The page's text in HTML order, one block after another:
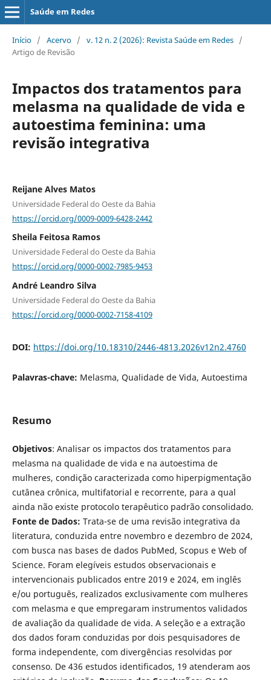
Saúde em Redes
Início / Acervo / v. 12 n. 2 (2026): Revista Saúde em Redes /
Artigo de Revisão
Impactos dos tratamentos para
melasma na qualidade de vida e
autoestima feminina: uma
revisão integrativa
Reijane Alves Matos
Universidade Federal do Oeste da Bahia
https://orcid.org/0009-0009-6428-2442
Sheila Feitosa Ramos
Universidade Federal do Oeste da Bahia
https://orcid.org/0000-0002-7985-9453
André Leandro Silva
Universidade Federal do Oeste da Bahia
https://orcid.org/0000-0002-7158-4109
DOI: https://doi.org/10.18310/2446-4813.2026v12n2.4760
Palavras-chave: Melasma, Qualidade de Vida, Autoestima
Resumo
Objetivos: Analisar os impactos dos tratamentos para
melasma na qualidade de vida e na autoestima de
mulheres, condição caracterizada como hiperpigmentação
cutânea crônica, multifatorial e recorrente, para a qual
ainda não existe protocolo terapêutico padrão consolidado.
Fonte de Dados: Trata-se de uma revisão integrativa da
literatura, conduzida entre novembro e dezembro de 2024,
com busca nas bases de dados PubMed, Scopus e Web of
Science. Foram elegíveis estudos observacionais e
intervencionais publicados entre 2019 e 2024, em inglês
e/ou português, realizados exclusivamente com mulheres
com melasma e que empregaram instrumentos validados
de avaliação da qualidade de vida. A seleção e a extração
dos dados foram conduzidas por dois pesquisadores de
forma independente, com divergências resolvidas por
consenso. De 436 estudos identificados, 19 atenderam aos